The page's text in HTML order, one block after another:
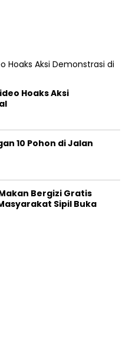
Hoaks Aksi
10 Pohon di Jalan
Bergizi Gratis
Sipil Buka